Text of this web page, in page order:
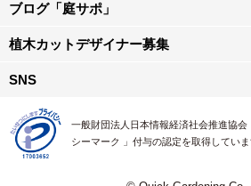
ブログ「庭サポ」
植木カットデザイナー募集
SNS
一般財団法人日本情報経済社会推進協
シーマーク 」付与の認定を取得していま